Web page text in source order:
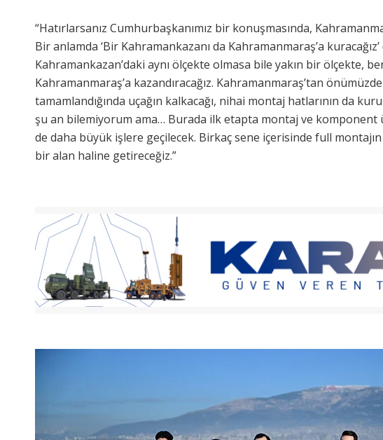
“Hatırlarsanız Cumhurbaşkanımız bir konuşmasında,
Bir anlamda ‘Bir Kahramankazanı da Kahramanmaraş’a kuracağız’
Kahramankazan’daki aynı ölçekte olmasa bile yakın bir ölçekte,
Kahramanmaraş’a kazandıracağız. Kahramanmaraş’tan
tamamlandığında uçağın kalkacağı, nihai montaj hatlarının da
şu an bilemiyorum ama… Burada ilk etapta montaj ve komponent
de daha büyük işlere geçilecek. Birkaç sene içerisinde full
bir alan haline getireceğiz.”